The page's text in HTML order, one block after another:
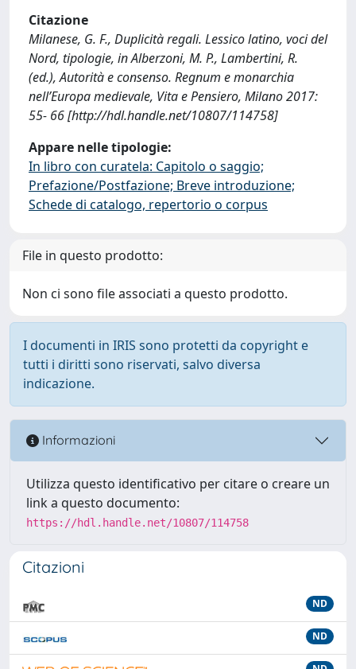
Citazione
Milanese, G. F., Duplicità regali. Lessico latino, voci del
Nord, tipologie, in Alberzoni, M. P., Lambertini, R.
(ed.), Autorità e consenso. Regnum e monarchia
nell’Europa medievale, Vita e Pensiero, Milano 2017:
55- 66 [http://hdl.handle.net/10807/114758]
Appare nelle tipologie:
In libro con curatela: Capitolo o saggio;
Prefazione/Postfazione; Breve introduzione;
Schede di catalogo, repertorio o corpus
File in questo prodotto:
Non ci sono file associati a questo prodotto.
I documenti in IRIS sono protetti da copyright e
tutti i diritti sono riservati, salvo diversa
indicazione.
Informazioni
Utilizza questo identificativo per citare o creare un
link a questo documento:
https://hdl.handle.net/10807/114758
Citazioni
ND
ND